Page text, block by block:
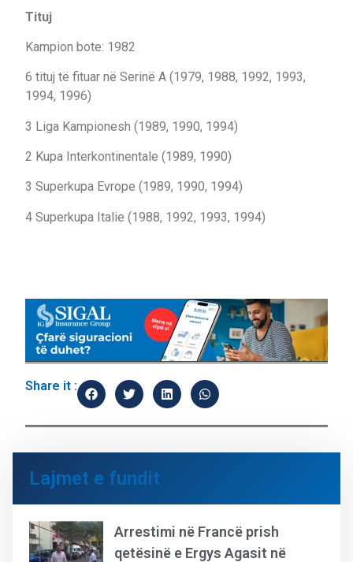
Tituj
Kampion bote: 1982
6 tituj të fituar në Serinë A (1979, 1988, 1992, 1993,
1994, 1996)
3 Liga Kampionesh (1989, 1990, 1994)
2 Kupa Interkontinentale (1989, 1990)
3 Superkupa Evrope (1989, 1990, 1994)
4 Superkupa Italie (1988, 1992, 1993, 1994)
Share it :
Lajmet e fundit
Arrestimi në Francë prish
qetësinë e Ergys Agasit në